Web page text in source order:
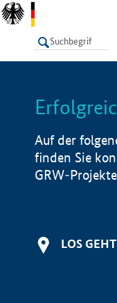
LISTE
Auf der
finden Sie
GRW-
LOS